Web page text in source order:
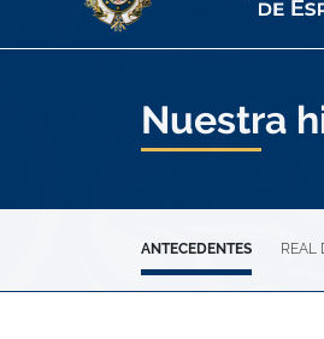
Nuestra
ANTECEDENTES REAL